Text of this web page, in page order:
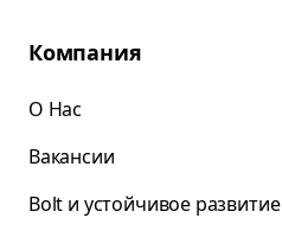
Компания
О Нас
Вакансии
Bolt и устойчивое развитие